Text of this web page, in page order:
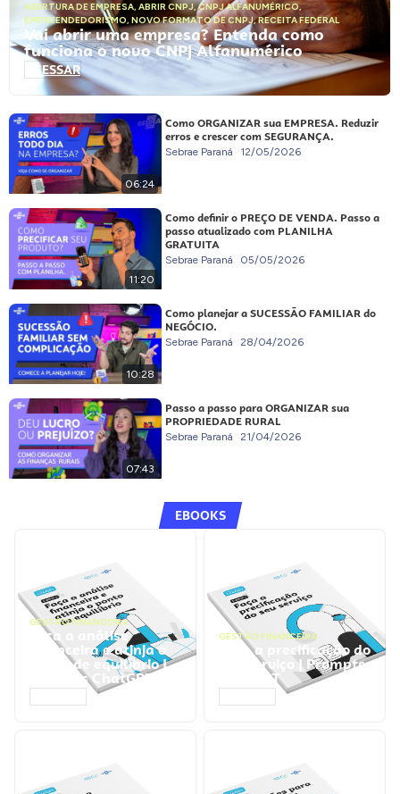
ABERTURA DE EMPRESA, ABRIR CNPJ,CNPJ ALFANUMÉRICO,
EMPREENDEDORISMO, NOVO FORMATO DE CNPJ,RECEITA FEDERAL
Vai abrir uma empresa? Entenda como
funciona o novo CNPJ Alfanumérico
ACESSAR
06:24
Como ORGANIZAR sua EMPRESA. Reduzir
erros e crescer com SEGURANÇA.
Sebrae Paraná 12/05/2026
11:20
Como definir o PREÇO DE VENDA. Passo a
passo atualizado com PLANILHA
GRATUITA
Sebrae Paraná 05/05/2026
10:28
Como planejar a SUCESSÃO FAMILIAR do
NEGÓCIO.
Sebrae Paraná 28/04/2026
07:43
Passo a passo para ORGANIZAR sua
PROPRIEDADE RURAL
Sebrae Paraná 21/04/2026
EBOOKS
GESTÃO FINANCEIRA
Faça a análise
financeira e atinja o
ponto de equilíbrio |
Prompts ChatGPT
GESTÃO FINANCEIRA
Faça a precificação do
seu serviço | Prompts
ChatGPT